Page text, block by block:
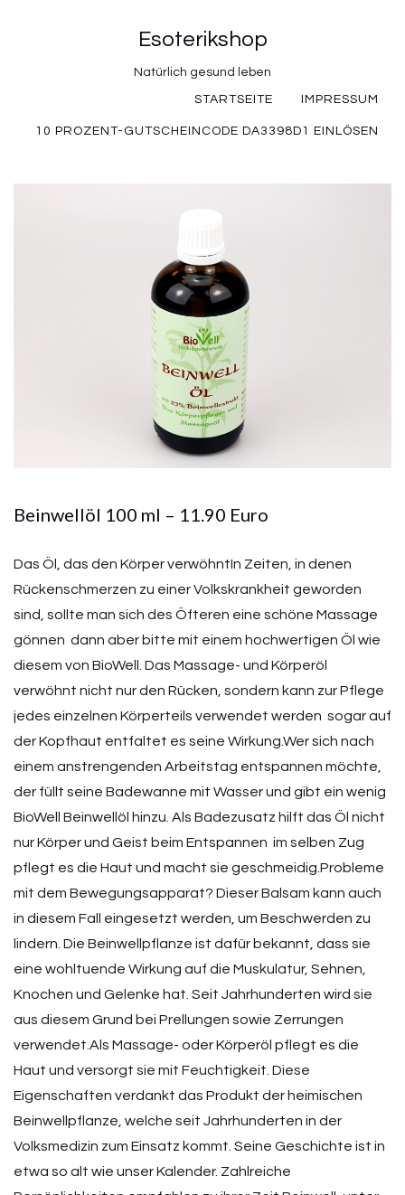
Esoterikshop
Natürlich gesund leben
STARTSEITE IMPRESSUM
10 PROZENT-GUTSCHEINCODE DA3398D1 EINLÖSEN
Beinwellöl 100 ml – 11.90 Euro
Das Öl, das den Körper verwöhntIn Zeiten, in denen
Rückenschmerzen zu einer Volkskrankheit geworden
sind, sollte man sich des Öfteren eine schöne Massage
gönnen  dann aber bitte mit einem hochwertigen Öl wie
diesem von BioWell. Das Massage- und Körperöl
verwöhnt nicht nur den Rücken, sondern kann zur Pflege
jedes einzelnen Körperteils verwendet werden  sogar auf
der Kopfhaut entfaltet es seine Wirkung.Wer sich nach
einem anstrengenden Arbeitstag entspannen möchte,
der füllt seine Badewanne mit Wasser und gibt ein wenig
BioWell Beinwellöl hinzu. Als Badezusatz hilft das Öl nicht
nur Körper und Geist beim Entspannen  im selben Zug
pflegt es die Haut und macht sie geschmeidig.Probleme
mit dem Bewegungsapparat? Dieser Balsam kann auch
in diesem Fall eingesetzt werden, um Beschwerden zu
lindern. Die Beinwellpflanze ist dafür bekannt, dass sie
eine wohltuende Wirkung auf die Muskulatur, Sehnen,
Knochen und Gelenke hat. Seit Jahrhunderten wird sie
aus diesem Grund bei Prellungen sowie Zerrungen
verwendet.Als Massage- oder Körperöl pflegt es die
Haut und versorgt sie mit Feuchtigkeit. Diese
Eigenschaften verdankt das Produkt der heimischen
Beinwellpflanze, welche seit Jahrhunderten in der
Volksmedizin zum Einsatz kommt. Seine Geschichte ist in
etwa so alt wie unser Kalender. Zahlreiche